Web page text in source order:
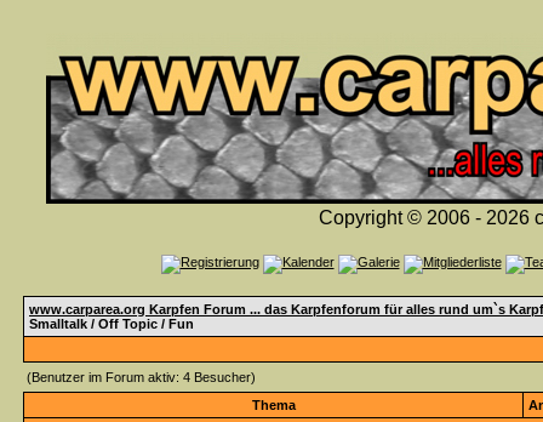
Copyright © 2006 - 2026
www.carparea.org Karpfen Forum ... das Karpfenforum für alles rund um`s
Smalltalk / Off Topic / Fun
(Benutzer im Forum aktiv: 4 Besucher)
Thema